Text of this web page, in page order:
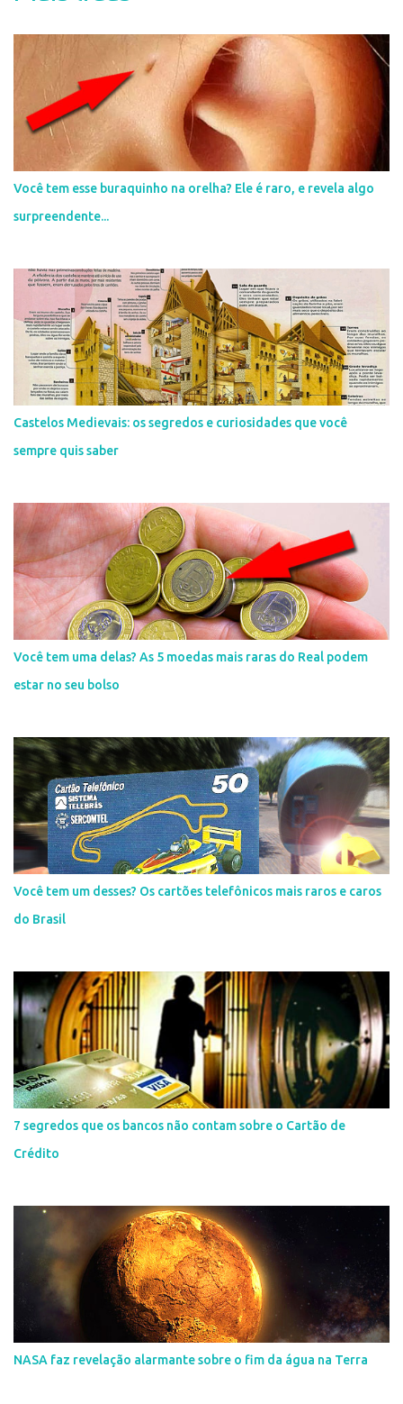
m
n
t
i
o
Você tem esse buraquinho na orelha? Ele é raro, e revela algo
surpreendente...
Castelos Medievais: os segredos e curiosidades que você
sempre quis saber
Você tem uma delas? As 5 moedas mais raras do Real podem
estar no seu bolso
Você tem um desses? Os cartões telefônicos mais raros e caros
do Brasil
7 segredos que os bancos não contam sobre o Cartão de
Crédito
NASA faz revelação alarmante sobre o fim da água na Terra